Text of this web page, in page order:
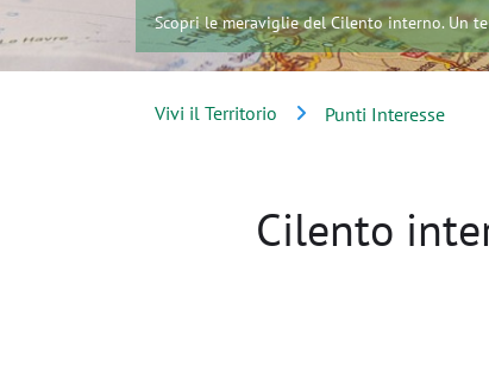
Scopri le meraviglie del Cilento interno. Un
Vivi il Territorio Punti Interesse
Cilento